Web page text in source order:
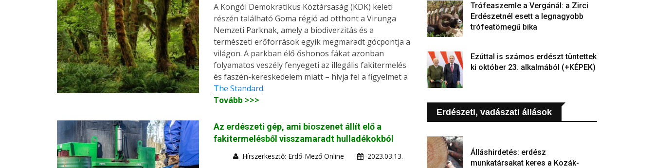
A Kongói Demokratikus Köztársaság (KDK) keleti
részén található Goma régió ad otthont a Virunga
Nemzeti Parknak, amely a biodiverzitás és a
természeti erőforrások egyik megmaradt gócpontja a
világon. A parkban élő őshonos fákat azonban
folyamatos veszély fenyegeti az illegális fakitermelés
és faszén-kereskedelem miatt – hívja fel a figyelmet a
The Standard.
Tovább >>>
Az erdészeti gép, ami bioszenet állít elő a
fakitermelésből visszamaradt hulladékokból
Hírszerkesztő: Erdő-Mező Online 2023.03.13.
Trófeaszemle a Vergánál: a Zirci
Erdészetnél esett a legnagyobb
trófeatömegű bika
Ezúttal is számos erdészt tüntettek
ki október 23. alkalmából (+KÉPEK)
Erdészeti, vadászati állások
Álláshirdetés: erdész
munkatársakat keres a Kozák-